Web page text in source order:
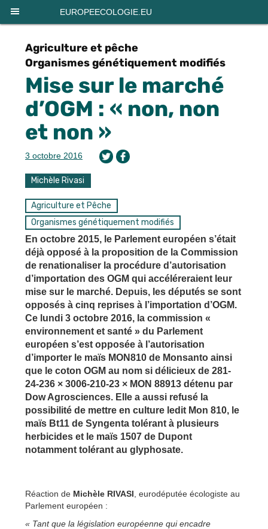
EUROPEECOLOGIE.EU
Agriculture et pêche
Organismes génétiquement modifiés
Mise sur le marché
d’OGM : « non, non
et non »
3 octobre 2016
Michèle Rivasi
Agriculture et Pêche
Organismes génétiquement modifiés
En octobre 2015, le Parlement européen s’était
déjà opposé à la proposition de la Commission
de renationaliser la procédure d’autorisation
d’importation des OGM qui accéléreraient leur
mise sur le marché. Depuis, les députés se sont
opposés à cinq reprises à l’importation d’OGM.
Ce lundi 3 octobre 2016, la commission «
environnement et santé » du Parlement
européen s’est opposée à l’autorisation
d’importer le maïs MON810 de Monsanto ainsi
que le coton OGM au nom si délicieux de 281-
24-236 × 3006-210-23 × MON 88913 détenu par
Dow Agrosciences. Elle a aussi refusé la
possibilité de mettre en culture ledit Mon 810, le
maïs Bt11 de Syngenta tolérant à plusieurs
herbicides et le maïs 1507 de Dupont
notamment tolérant au glyphosate.
Réaction de Michèle RIVASI , eurodéputée écologiste au
Parlement européen :
« Tant que la législation européenne qui encadre